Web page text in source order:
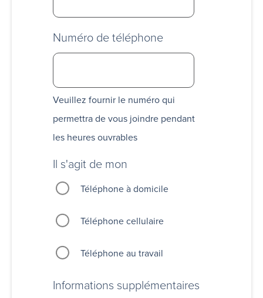
Numéro de téléphone
Veuillez fournir le numéro qui
permettra de vous joindre pendant
les heures ouvrables
Il s'agit de mon
Téléphone à domicile
Téléphone cellulaire
Téléphone au travail
Informations supplémentaires